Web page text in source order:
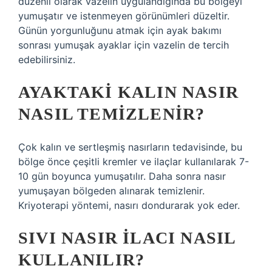
yumuşatır ve istenmeyen görünümleri düzeltir.
Günün yorgunluğunu atmak için ayak bakımı
sonrası yumuşak ayaklar için vazelin de tercih
edebilirsiniz.
AYAKTAKI KALIN NASIR
NASIL TEMIZLENIR?
Çok kalın ve sertleşmiş nasırların tedavisinde, bu
bölge önce çeşitli kremler ve ilaçlar kullanılarak 7-
10 gün boyunca yumuşatılır. Daha sonra nasır
yumuşayan bölgeden alınarak temizlenir.
Kriyoterapi yöntemi, nasırı dondurarak yok eder.
SIVI NASIR ILACI NASIL
KULLANILIR?